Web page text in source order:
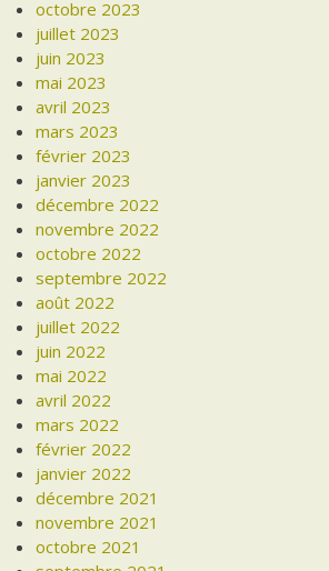
octobre 2023
juillet 2023
juin 2023
mai 2023
avril 2023
mars 2023
février 2023
janvier 2023
décembre 2022
novembre 2022
octobre 2022
septembre 2022
août 2022
juillet 2022
juin 2022
mai 2022
avril 2022
mars 2022
février 2022
janvier 2022
décembre 2021
novembre 2021
octobre 2021